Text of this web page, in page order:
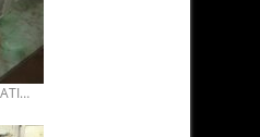
EXCLUSIF : REFABRICATION CONDENSEURS CLIMATISATION CITROËN DS.